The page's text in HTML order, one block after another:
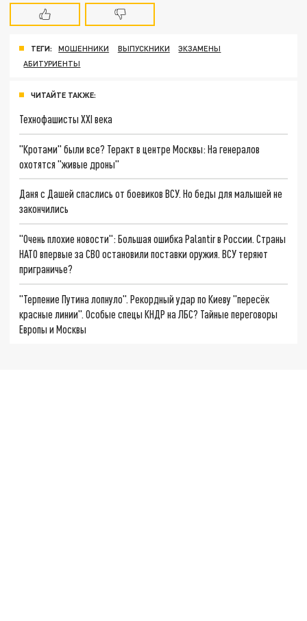
ТЕГИ: МОШЕННИКИ ВЫПУСКНИКИ
ЭКЗАМЕНЫ
АБИТУРИЕНТЫ
ЧИТАЙТЕ ТАКЖЕ:
Технофашисты XXI века
"Кротами" были все? Теракт в центре Москвы: На генералов
охотятся "живые дроны"
Даня с Дашей спаслись от боевиков ВСУ. Но беды для малышей не
закончились
"Очень плохие новости": Большая ошибка Palantir в России. Страны
НАТО впервые за СВО остановили поставки оружия. ВСУ теряют
приграничье?
"Терпение Путина лопнуло". Рекордный удар по Киеву "пересёк
красные линии". Особые спецы КНДР на ЛБС? Тайные переговоры
Европы и Москвы